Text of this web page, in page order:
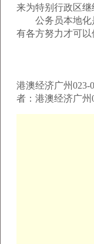
来为特别行政区继
公务员本地化
有各方努力才可以
港澳经济广州023-
者：港澳经济广州